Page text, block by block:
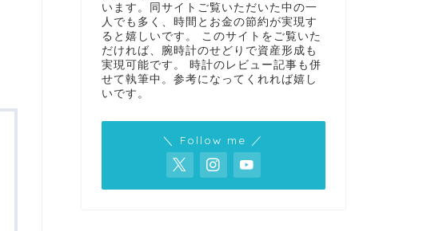
います。同サイトご覧いただいた中の一
人でも多く、時間とお金の節約が実現す
ると嬉しいです。 このサイトをご覧いた
だければ、腕時計のせどりで資産形成も
実現可能です。 時計のレビュー記事も併
せて執筆中。参考になってくれれば嬉し
いです。
＼ Follow me ／